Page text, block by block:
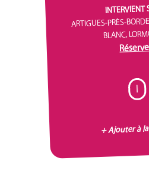
INTERVIENT
ARTIGUES-PRÈS-
BLANC,
I
+ Ajouter à